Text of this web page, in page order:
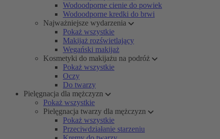
Wodoodporne cienie do powiek
Wodoodporne kredki do brwi
Najważniejsze wydarzenia
Pokaż wszystkie
Makijaż rozświetlający
Wegański makijaż
Kosmetyki do makijażu na podróż
Pokaż wszystkie
Oczy
Do twarzy
Pielęgnacja dla mężczyzn
Pokaż wszystkie
Pielęgnacja twarzy dla mężczyzn
Pokaż wszystkie
Przeciwdziałanie starzeniu